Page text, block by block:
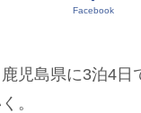
Facebook
児島県に3泊4日
。